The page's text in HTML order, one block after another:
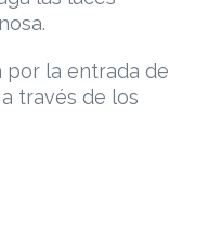
por la entrada de
través de los